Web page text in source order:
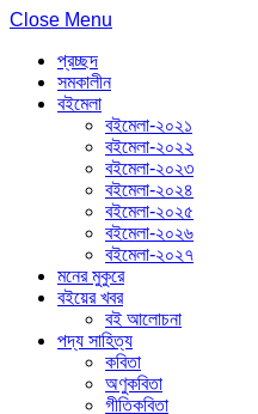
Close Menu
প্রচ্ছদ
সমকালীন
বইমেলা
বইমেলা-২০২১
বইমেলা-২০২২
বইমেলা-২০২৩
বইমেলা-২০২৪
বইমেলা-২০২৫
বইমেলা-২০২৬
বইমেলা-২০২৭
মনের মুকুরে
বইয়ের খবর
বই আলোচনা
পদ্য সাহিত্য
কবিতা
অণুকবিতা
গীতিকবিতা